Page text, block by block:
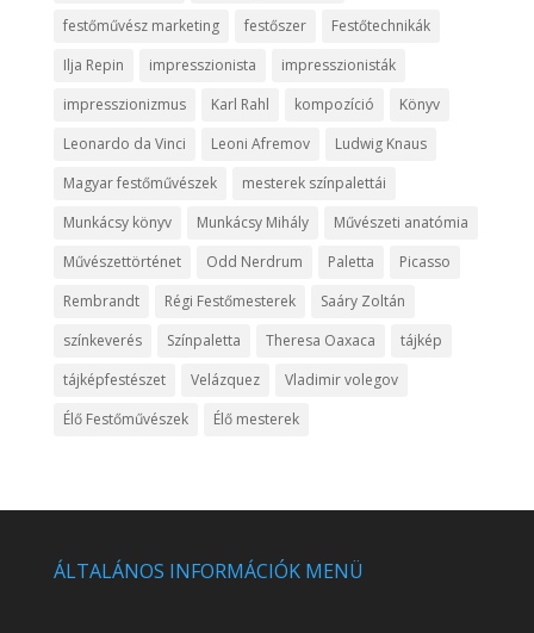
festőművész marketing
festőszer
Festőtechnikák
Ilja Repin
impresszionista
impresszionisták
impresszionizmus
Karl Rahl kompozíció
Könyv
Leonardo da Vinci
Leoni Afremov
Ludwig Knaus
Magyar festőművészek
mesterek színpalettái
Munkácsy könyv
Munkácsy Mihály
Művészeti anatómia
Művészettörténet
Odd Nerdrum Paletta
Picasso
Rembrandt
Régi Festőmesterek
Saáry Zoltán
színkeverés
Színpaletta Theresa Oaxaca
tájkép
tájképfestészet
Velázquez
Vladimir volegov
Élő Festőművészek
Élő mesterek
ÁLTALÁNOS INFORMÁCIÓK MENÜ